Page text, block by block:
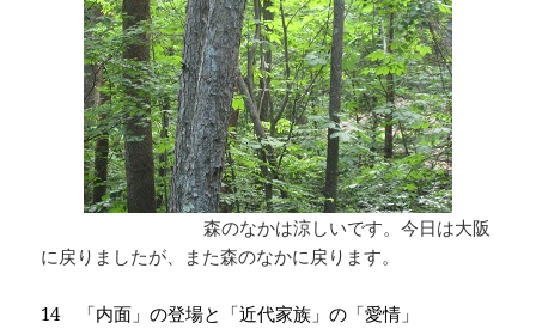
森のなかは涼しいです。今日は大阪
に戻りましたが、また森のなかに戻ります。
14「内面」の登場と「近代家族」の「愛情」